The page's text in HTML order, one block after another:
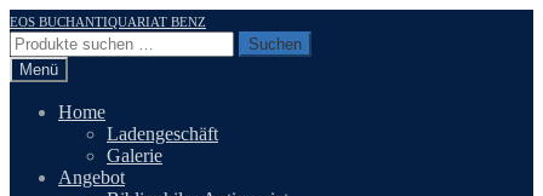
Zur
Navigation
springen
Zum
Inhalt
springen
EOS BUCHANTIQUARIAT BENZ
Suchen
nach:
Suchen
Menü
Home
Ladengeschäft
Galerie
Angebot